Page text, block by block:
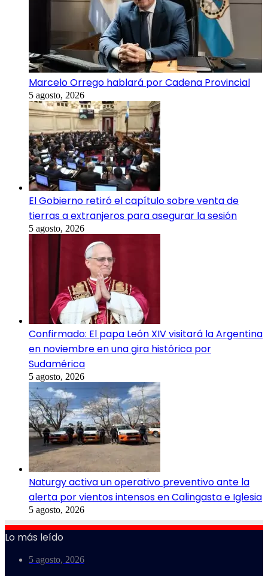
Marcelo Orrego hablará por Cadena Provincial
5 agosto, 2026
El Gobierno retiró el capítulo sobre venta de
tierras a extranjeros para asegurar la sesión
5 agosto, 2026
Confirmado: El papa León XIV visitará la Argentina
en noviembre en una gira histórica por
Sudamérica
5 agosto, 2026
Naturgy activa un operativo preventivo ante la
alerta por vientos intensos en Calingasta e Iglesia
5 agosto, 2026
Lo más leído
5 agosto, 2026